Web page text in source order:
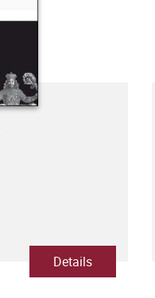
Details